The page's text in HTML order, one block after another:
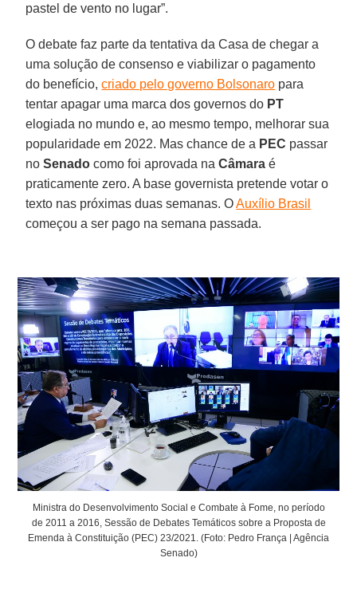
pastel de vento no lugar”.
O debate faz parte da tentativa da Casa de chegar a
uma solução de consenso e viabilizar o pagamento
do benefício,criado pelo governo Bolsonaro para
tentar apagar uma marca dos governos do PT
elogiada no mundo e, ao mesmo tempo, melhorar sua
popularidade em 2022. Mas chance de a PEC passar
noSenado como foi aprovada naCâmara é
praticamente zero. A base governista pretende votar o
texto nas próximas duas semanas. OAuxílio Brasil
começou a ser pago na semana passada.
Ministra do Desenvolvimento Social e Combate à Fome, no período
de 2011 a 2016, Sessão de Debates Temáticos sobre a Proposta de
Emenda à Constituição (PEC) 23/2021. (Foto: Pedro França | Agência
Senado)